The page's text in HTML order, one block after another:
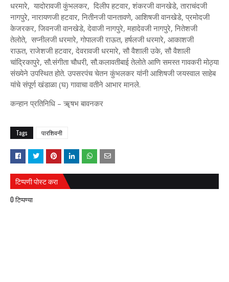
धरमारे, यादोरावजी कुंभलकर, दिलीप हटवार, शंकरजी वानखेडे, ताराचंदजी
नागपुरे, नारायणजी हटवार, नितीनजी पानतावणे, आशिषजी वानखेडे, प्रमोदजी
केजरकर, जिवनजी वानखेडे, देवाजी नागपुरे, महादेवजी नागपुरे, नितेशजी
तेलोते, सप्नीलजी धरमारे, गोपालजी राऊत, हर्षलजी धरमारे, आकाशजी
राऊत, राजेशजी हटवार, देवरावजी धरमारे, सौ वैशाली उके, सौ वैशाली
चांद्रिकापुरे, सौ.संगीता चौधरी, सौ.कलावतीबाई तेलोते आणि समस्त गावकरी मोठ्या
संख्येने उपस्थित होते. उपसरपंच चेतन कुंभलकर यांनी आशिषजी जयस्वाल साहेब
यांचे संपूर्ण खंडाळा (घ) गावाचा वतीने आभार मानले.
कन्हान प्रतिनिधि – ॠषभ बावनकर
Tags पारशिवनी
टिप्पणी पोस्ट करा
0 टिप्पण्या